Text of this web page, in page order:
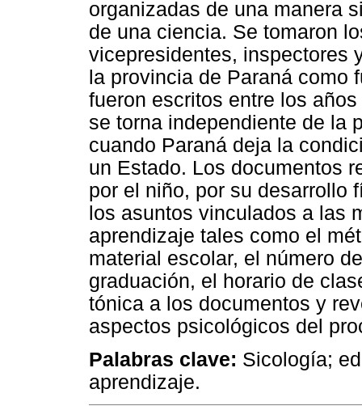
organizadas de una manera
de una ciencia. Se tomaron
vicepresidentes, inspectores
la provincia de Paraná como
fueron escritos entre los
se torna independiente de la
cuando Paraná deja la
un Estado. Los documentos
por el niño, por su desarrollo
los asuntos vinculados a las
aprendizaje tales como el
material escolar, el número
graduación, el horario de
tónica a los documentos y
aspectos psicológicos del
Palabras clave: Sicología;
aprendizaje.